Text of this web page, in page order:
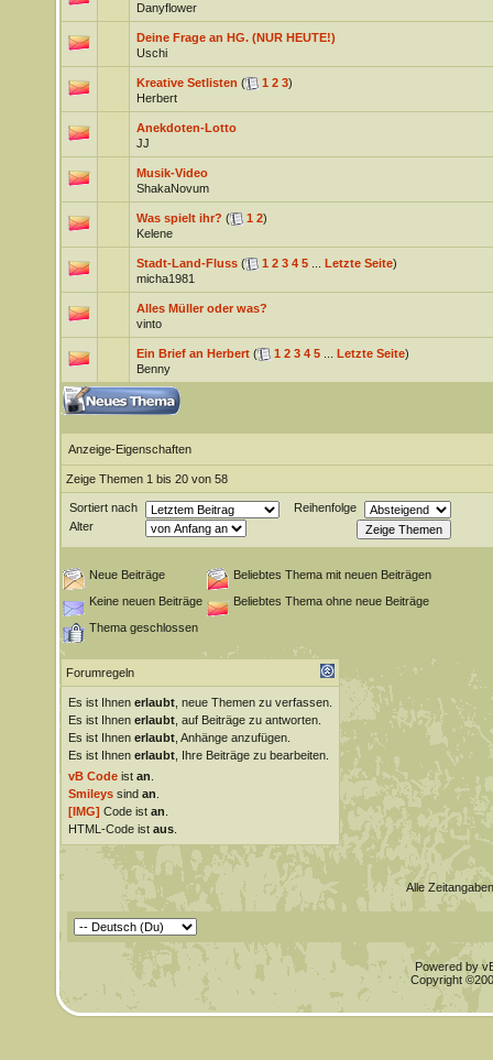
Danyflower
Deine Frage an HG. (NUR HEUTE!)
Uschi
Kreative Setlisten ( 1 2 3)
Herbert
Anekdoten-Lotto
JJ
Musik-Video
ShakaNovum
Was spielt ihr? ( 1 2)
Kelene
Stadt-Land-Fluss ( 1 2 3 4 5... Letzte Seite)
micha1981
Alles Müller oder was?
vinto
Ein Brief an Herbert ( 1 2 3 4 5... Letzte Seite)
Benny
Anzeige-Eigenschaften
Zeige Themen 1 bis 20 von 58
Sortiert nach
Reihenfolge
Alter
Neue Beiträge
Beliebtes Thema mit neuen Beiträgen
Keine neuen Beiträge
Beliebtes Thema ohne neue Beiträge
Thema geschlossen
Forumregeln
Es ist Ihnen erlaubt, neue Themen zu verfassen.
Es ist Ihnen erlaubt, auf Beiträge zu antworten.
Es ist Ihnen erlaubt, Anhänge anzufügen.
Es ist Ihnen erlaubt, Ihre Beiträge zu bearbeiten.
vB Codeist an
Smileyssind an
[IMG] Code ist an
HTML-Code ist aus.
Alle
Powered by
Copyright